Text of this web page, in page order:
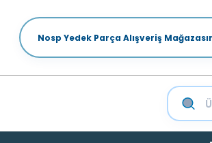
Nosp Yedek Parça Alışveriş